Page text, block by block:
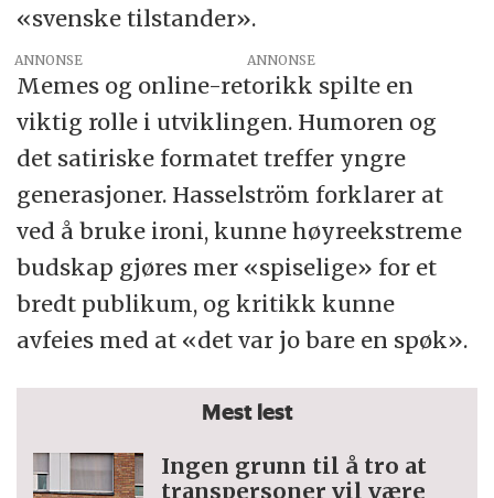
«svenske tilstander».
ANNONSE
Memes og online-retorikk spilte en
viktig rolle i utviklingen. Humoren og
det satiriske formatet treffer yngre
generasjoner. Hasselström forklarer at
ved å bruke ironi, kunne høyreekstreme
budskap gjøres mer «spiselige» for et
bredt publikum, og kritikk kunne
avfeies med at «det var jo bare en spøk».
Mest lest
Ingen grunn til å tro at
trans­personer vil være